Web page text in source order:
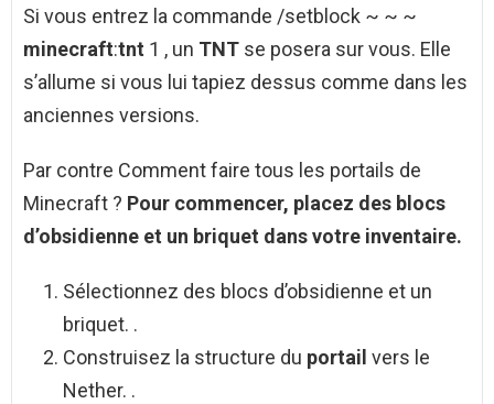
Si vous entrez la commande /setblock ~ ~ ~
minecraft:tnt 1 , un TNT se posera sur vous. Elle
s’allume si vous lui tapiez dessus comme dans les
anciennes versions.
Par contre Comment faire tous les portails de
Minecraft ? Pour commencer, placez des blocs
d’obsidienne et un briquet dans votre inventaire.
Sélectionnez des blocs d’obsidienne et un
briquet. .
Construisez la structure du portail vers le
Nether. .